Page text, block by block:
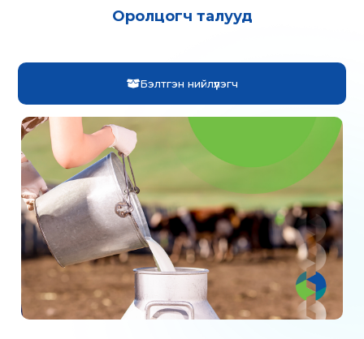
Оролцогч талууд
Бэлтгэн нийлүүлэгч